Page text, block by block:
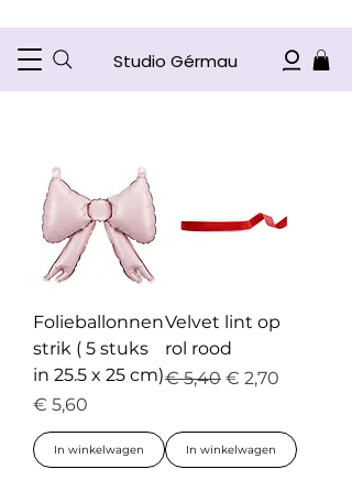
Studio Gérmau
Folieballonnen
strik ( 5 stuks
in 25.5 x 25 cm)
Prijs
€ 5,60
In winkelwagen
Velvet lint op
rol rood
Normale prijs
€ 5,40 Verkoopprijs
€ 2,70
In winkelwagen